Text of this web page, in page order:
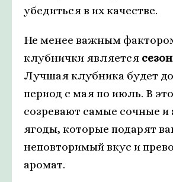
убедиться в их качестве.
Не менее важным
клубнички является
Лучшая клубника будет
период с мая по июль. В
созревают самые сочные
ягоды, которые подарят
неповторимый вкус и
аромат.